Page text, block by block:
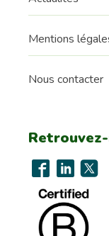
Mentions
Nous contacter